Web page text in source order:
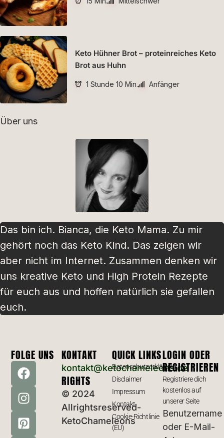
Keto Hühner Brot – proteinreiches Keto
Brot aus Huhn
1 Stunde 10 Min. Anfänger
Über uns
Das bin ich. Bianca, die Keto Mama. Zu mir
gehört noch das Keto Kind. Das zeigen wir
aber nicht im Internet. Zusammen denken wir
uns kreative Keto und High Protein Rezepte
für euch aus und hoffen natürlich sie gefallen
euch.
FOLGE UNS KONTAKT
kontakt@ketochameleons.de
RIGHTS
© 2024
Allrightsreserved-
KetoChameleons
QUICK LINKS
Datenschutzerklärung
Disclaimer
Impressum
Kontakt
Cookie-Richtlinie
(EU)
LOGIN ODER
REGISTRIEREN
Registriere dich
kostenlos auf
unserer Seite
Benutzername
oder E-Mail-